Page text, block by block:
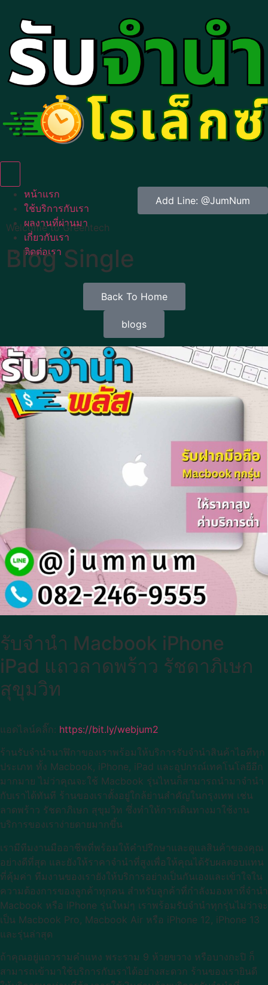
หน้าแรก
ใช้บริการกับเรา
ผลงานที่ผ่านมา
เกี่ยวกับเรา
ติดต่อเรา
Add Line: @JumNum
Welcome to Greentech
Blog Single
Back To Home
blogs
รับจำนำ Macbook iPhone
iPad แถวลาดพร้าว รัชดาภิเษก
สุขุมวิท
แอดไลน์คลิ๊ก: https://bit.ly/webjum2
ร้านรับจำนำนาฬิกาของเราพร้อมให้บริการรับจำนำสินค้าไอทีทุก
ประเภท ทั้ง Macbook, iPhone, iPad และอุปกรณ์เทคโนโลยีอีก
มากมาย ไม่ว่าคุณจะใช้ Macbook รุ่นไหนก็สามารถนำมาจำนำ
กับเราได้ทันที ร้านของเราตั้งอยู่ใกล้ย่านสำคัญในกรุงเทพ เช่น
ลาดพร้าว รัชดาภิเษก สุขุมวิท ซึ่งทำให้การเดินทางมาใช้งาน
บริการของเราง่ายดายมากขึ้น
เรามีทีมงานมืออาชีพที่พร้อมให้คำปรึกษาและดูแลสินค้าของคุณ
อย่างดีที่สุด และยังให้ราคาจำนำที่สูงเพื่อให้คุณได้รับผลตอบแทน
ที่คุ้มค่า ทีมงานของเรายังให้บริการอย่างเป็นกันเองและเข้าใจใน
ความต้องการของลูกค้าทุกคน สำหรับลูกค้าที่กำลังมองหาที่จำนำ
Macbook หรือ iPhone รุ่นใหม่ๆ เราพร้อมรับจำนำทุกรุ่นไม่ว่าจะ
เป็น Macbook Pro, Macbook Air หรือ iPhone 12, iPhone 13
และรุ่นล่าสุด
ถ้าคุณอยู่แถวรามคำแหง พระราม 9 ห้วยขวาง หรือบางกะปิ ก็
สามารถเข้ามาใช้บริการกับเราได้อย่างสะดวก ร้านของเรายินดี